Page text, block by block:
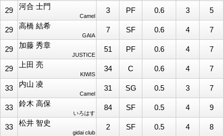
29 河合 士門
Camel
3 PF 0.6 3 5
29 高橋 結希
GAIA
7 SF 0.6 4 7
29 加藤 秀章
JUSTICE
51 PF 0.6 4 7
29 上田 亮
KIWIS
34 C 0.6 4 7
33 内山 凌
Camel
31 SG 0.5 3 7
33 鈴木 高保
いろはす
84 SF 0.5 4 9
33 松井 智史
gidai club
2 SF 0.5 4 8